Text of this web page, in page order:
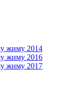
жиму 2014
жиму 2016
жиму 2017